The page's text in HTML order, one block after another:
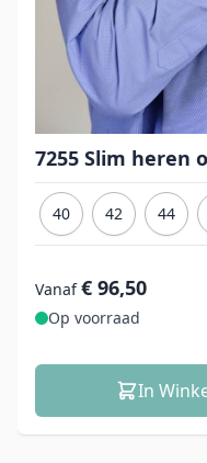
7255 Slim heren
40 42 44
Vanaf € 96,50
Op voorraad
In